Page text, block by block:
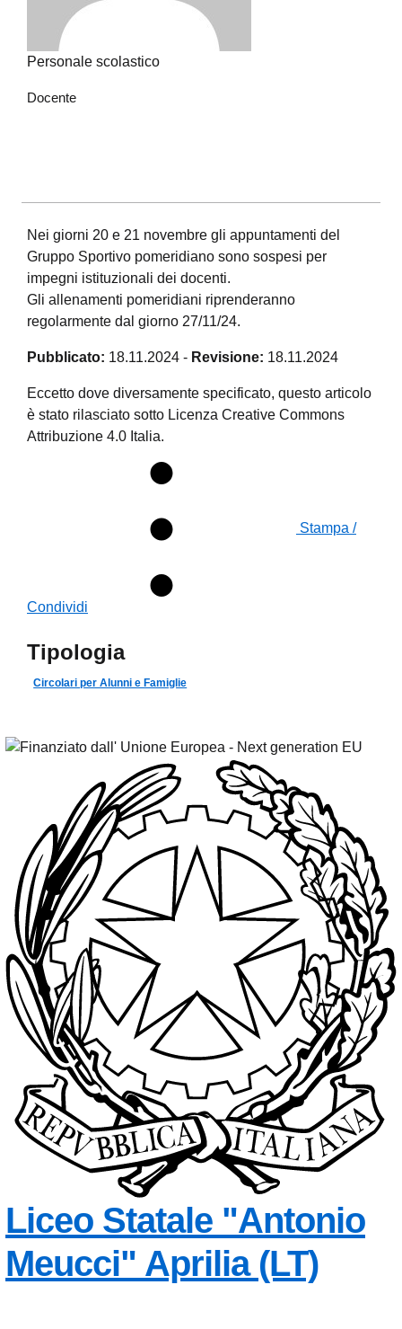
Personale scolastico
Docente
Nei giorni 20 e 21 novembre gli appuntamenti del
Gruppo Sportivo pomeridiano sono sospesi per
impegni istituzionali dei docenti.
Gli allenamenti pomeridiani riprenderanno
regolarmente dal giorno 27/11/24.
Pubblicato: 18.11.2024 - Revisione: 18.11.2024
Eccetto dove diversamente specificato, questo articolo
è stato rilasciato sotto Licenza Creative Commons
Attribuzione 4.0 Italia.
Stampa /
Condividi
Tipologia
Circolari per Alunni e Famiglie
Liceo Statale "Antonio
Meucci" Aprilia (LT)